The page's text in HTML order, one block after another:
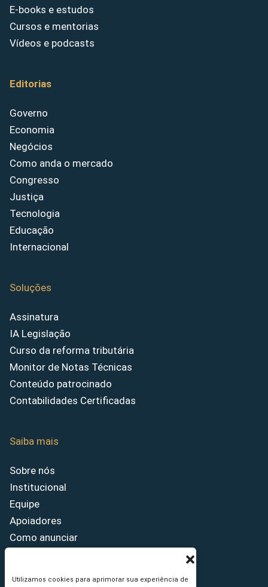
Utilizamos cookies para aprimorar sua experiência de
E-books e estudos
Cursos e mentorias
Vídeos e podcasts
Editorias
Governo
Economia
Negócios
Como anda o mercado
Congresso
Justiça
Tecnologia
Educação
Internacional
Soluções
Assinatura
IA Legislação
Curso da reforma tributária
Monitor de Notas Técnicas
Conteúdo patrocinado
Contabilidades Certificadas
Saiba mais
Sobre nós
Institucional
Equipe
Apoiadores
Como anunciar